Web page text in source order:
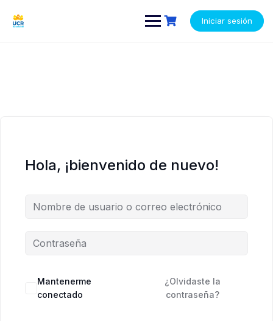
contenido
Iniciar sesión
Hola, ¡bienvenido de nuevo!
Mantenerme
conectado
¿Olvidaste la
contraseña?